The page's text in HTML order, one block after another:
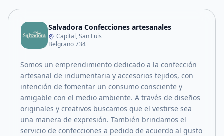
Salvadora Confecciones artesanales
Capital, San Luis
Belgrano 734
Somos un emprendimiento dedicado a la confección
artesanal de indumentaria y accesorios tejidos, con
intención de fomentar un consumo consciente y
amigable con el medio ambiente. A través de diseños
originales y creativos buscamos que el vestirse sea
una manera de expresión. También brindamos el
servicio de confecciones a pedido de acuerdo al gusto